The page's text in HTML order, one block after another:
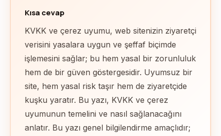
Kısa cevap
KVKK ve çerez uyumu, web sitenizin ziyaretçi
verisini yasalara uygun ve şeffaf biçimde
işlemesini sağlar; bu hem yasal bir zorunluluk
hem de bir güven göstergesidir. Uyumsuz bir
site, hem yasal risk taşır hem de ziyaretçide
kuşku yaratır. Bu yazı, KVKK ve çerez
uyumunun temelini ve nasıl sağlanacağını
anlatır. Bu yazı genel bilgilendirme amaçlıdır;